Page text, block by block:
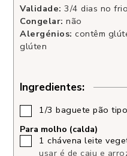
Validade: 3/4 dias no frio
Congelar: não
Alergénios: contêm
glúten
Ingredientes:
1/3 baguete pão
Para molho (calda)
1 chávena leite
usar é de caju e